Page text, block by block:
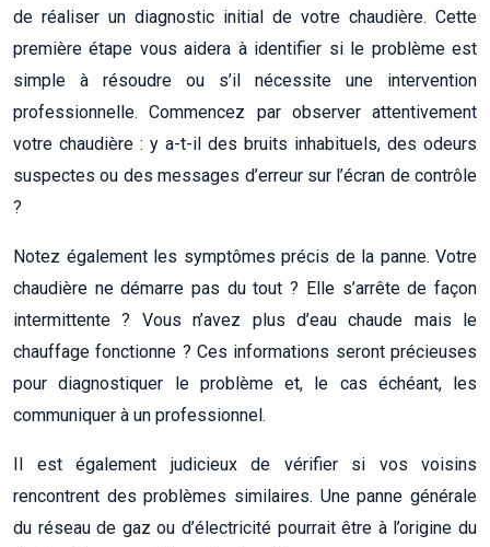
de réaliser un diagnostic initial de votre chaudière. Cette
première étape vous aidera à identifier si le problème est
simple à résoudre ou s’il nécessite une intervention
professionnelle. Commencez par observer attentivement
votre chaudière : y a-t-il des bruits inhabituels, des odeurs
suspectes ou des messages d’erreur sur l’écran de contrôle
?
Notez également les symptômes précis de la panne. Votre
chaudière ne démarre pas du tout ? Elle s’arrête de façon
intermittente ? Vous n’avez plus d’eau chaude mais le
chauffage fonctionne ? Ces informations seront précieuses
pour diagnostiquer le problème et, le cas échéant, les
communiquer à un professionnel.
Il est également judicieux de vérifier si vos voisins
rencontrent des problèmes similaires. Une panne générale
du réseau de gaz ou d’électricité pourrait être à l’origine du